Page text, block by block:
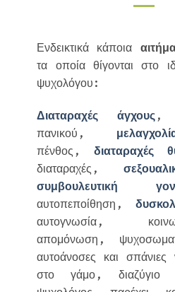
Ενδεικτικά κάποια
τα οποία θίγονται στο
ψυχολόγου:
Διαταραχές άγχους ,
πανικού,
πένθος,διαταραχές
διαταραχές,
συμβουλευτική
αυτοπεποίθηση,
αυτογνωσία,
απομόνωση,
αυτοάνοσες και
στο γάμο,